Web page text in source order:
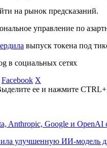
на рынок предсказаний.
управление по
выпуск токена под
в социальных сетях
Facebook X
ее и нажмите
Anthropic, Google и OpenAI
улучшенную ИИ-модель